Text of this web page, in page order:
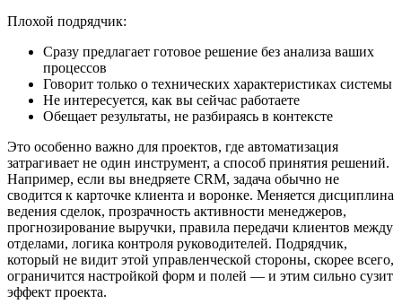
Плохой подрядчик:
Сразу предлагает готовое решение без анализа ваших
процессов
Говорит только о технических характеристиках системы
Не интересуется, как вы сейчас работаете
Обещает результаты, не разбираясь в контексте
Это особенно важно для проектов, где автоматизация
затрагивает не один инструмент, а способ принятия решений.
Например, если вы внедряете CRM, задача обычно не
сводится к карточке клиента и воронке. Меняется дисциплина
ведения сделок, прозрачность активности менеджеров,
прогнозирование выручки, правила передачи клиентов между
отделами, логика контроля руководителей. Подрядчик,
который не видит этой управленческой стороны, скорее всего,
ограничится настройкой форм и полей — и этим сильно сузит
эффект проекта.